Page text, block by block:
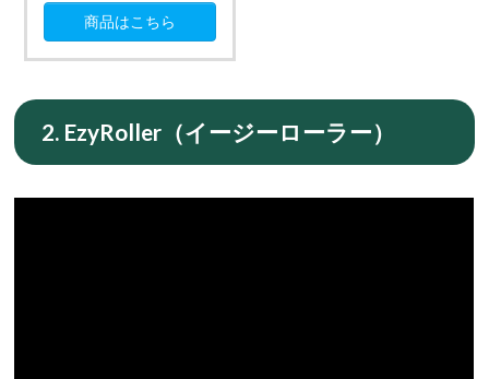
商品はこちら
2. EzyRoller（イージーローラー）